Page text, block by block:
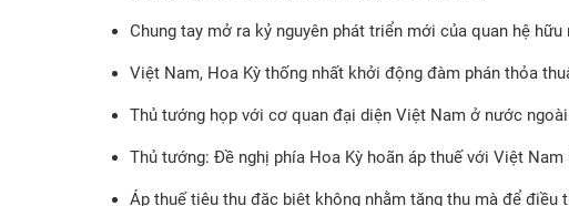
Chung tay mở ra kỷ nguyên phát triển mới của quan hệ
Việt Nam, Hoa Kỳ thống nhất khởi động đàm phán thỏa
Thủ tướng họp với cơ quan đại diện Việt Nam ở nước
Thủ tướng: Đề nghị phía Hoa Kỳ hoãn áp thuế với Việt Nam
Áp thuế tiêu thụ đặc biệt không nhằm tăng thu mà để điều